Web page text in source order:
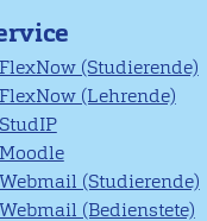
FlexNow (Studierende)
FlexNow (Lehrende)
StudIP
Moodle
Webmail (Studierende)
Webmail (Bedienstete)